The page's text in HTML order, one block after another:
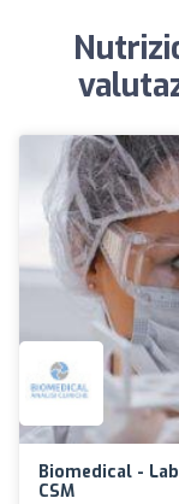
Biomedical -
CSM